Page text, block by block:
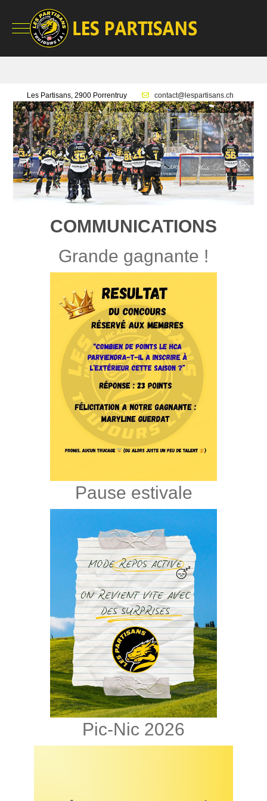
Mobile Menu Toggle
Les Partisans, 2900 Porrentruy contact@lespartisans.ch
COMMUNICATIONS
Grande gagnante !
Pause estivale
Pic-Nic 2026